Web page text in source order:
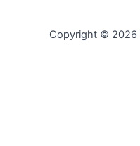
Copyright © 2026